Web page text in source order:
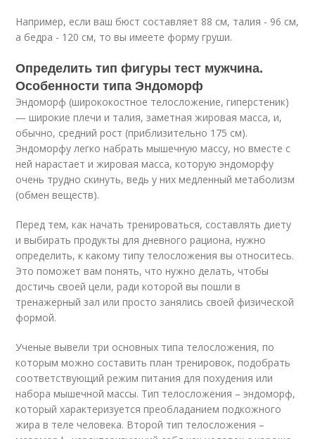
Например, если ваш бюст составляет 88 см, талия - 96 см,
а бедра - 120 см, то вы имеете форму груши.
Определить тип фигуры тест мужчина.
Особенности типа Эндоморф
Эндоморф (ширококостное телосложение, гиперстеник)
— широкие плечи и талия, заметная жировая масса, и,
обычно, средний рост (приблизительно 175 см).
Эндоморфу легко набрать мышечную массу, но вместе с
ней нарастает и жировая масса, которую эндоморфу
очень трудно скинуть, ведь у них медленный метаболизм
(обмен веществ).
Перед тем, как начать тренироваться, составлять диету
и выбирать продукты для дневного рациона, нужно
определить, к какому типу телосложения вы относитесь.
Это поможет вам понять, что нужно делать, чтобы
достичь своей цели, ради которой вы пошли в
тренажерный зал или просто занялись своей физической
формой.
Ученые вывели три основных типа телосложения, по
которым можно составить план тренировок, подобрать
соответствующий режим питания для похудения или
набора мышечной массы. Тип телосложения – эндоморф,
который характеризуется преобладанием подкожного
жира в теле человека. Второй тип телосложения –